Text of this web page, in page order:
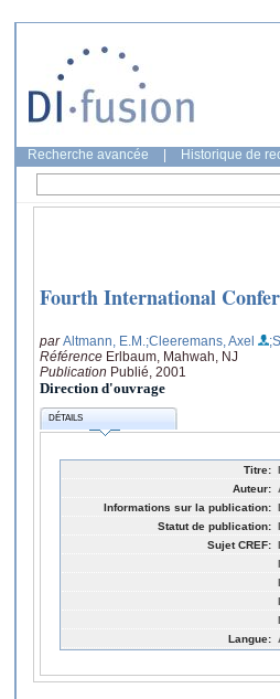
Recherche avancée Historique de
Fourth International
parAltmann, E.M. ;Cleeremans, Axel
Référence Erlbaum, Mahwah, NJ
Publication Publié, 2001
Direction d'ouvrage
DÉTAILS
Titre:
Auteur:
Informations sur la publication:
Statut de publication:
Sujet CREF:
Langue: